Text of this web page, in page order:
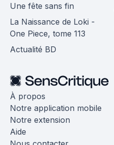
Une fête sans fin
La Naissance de Loki -
One Piece, tome 113
Actualité BD
À propos
Notre application mobile
Notre extension
Aide